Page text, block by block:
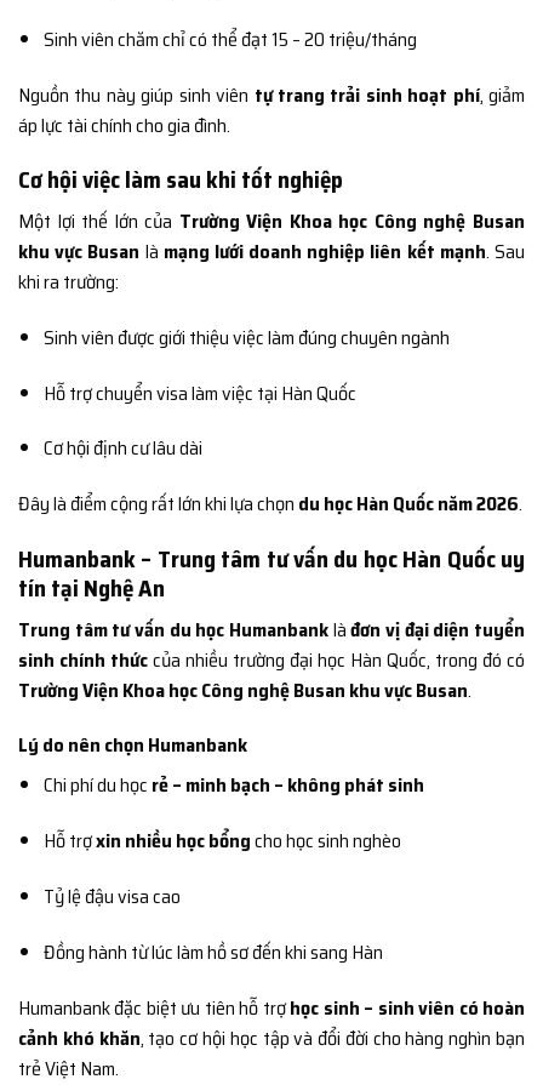
Sinh viên chăm chỉ có thể đạt 15 – 20 triệu/tháng
Nguồn thu này giúp sinh viên tự trang trải sinh hoạt phí, giảm
áp lực tài chính cho gia đình.
Cơ hội việc làm sau khi tốt nghiệp
Một lợi thế lớn của Trường Viện Khoa học Công nghệ Busan
khu vực Busan là mạng lưới doanh nghiệp liên kết mạnh. Sau
khi ra trường:
Sinh viên được giới thiệu việc làm đúng chuyên ngành
Hỗ trợ chuyển visa làm việc tại Hàn Quốc
Cơ hội định cư lâu dài
Đây là điểm cộng rất lớn khi lựa chọn du học Hàn Quốc năm 2026.
Humanbank – Trung tâm tư vấn du học Hàn Quốc uy
tín tại Nghệ An
Trung tâm tư vấn du học Humanbanklàđơn vị đại diện tuyển
sinh chính thứccủa nhiều trường đại học Hàn Quốc, trong đó có
Trường Viện Khoa học Công nghệ Busan khu vực Busan.
Lý do nên chọn Humanbank
Chi phí du học rẻ – minh bạch – không phát sinh
Hỗ trợxin nhiều học bổngcho học sinh nghèo
Tỷ lệ đậu visa cao
Đồng hành từ lúc làm hồ sơ đến khi sang Hàn
Humanbank đặc biệt ưu tiên hỗ trợhọc sinh – sinh viên có hoàn
cảnh khó khăn, tạo cơ hội học tập và đổi đời cho hàng nghìn bạn
trẻ Việt Nam.